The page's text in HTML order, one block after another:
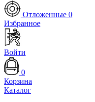
Отложенные 0
Избранное
Войти
0
Корзина
Каталог